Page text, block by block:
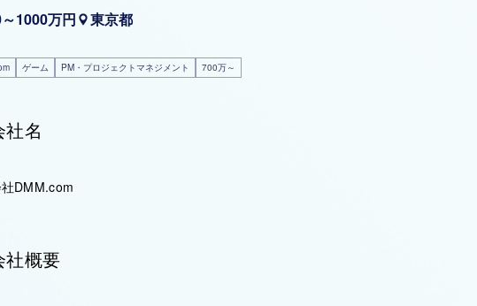
1000万円 東京都
ゲーム PM・プロジェクトマネジメント 700万～
社名
DMM.com
社概要